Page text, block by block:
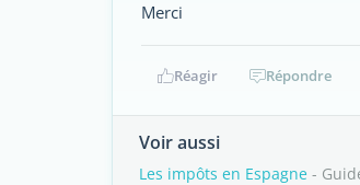
Merci
Réagir Répondre
Voir aussi
Les impôts en Espagne -